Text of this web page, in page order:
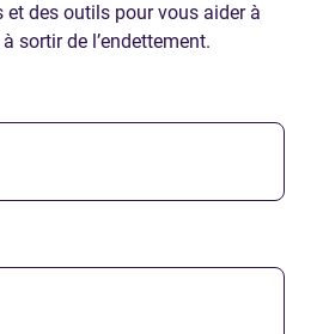
et des outils pour vous aider à
sortir de l’endettement.